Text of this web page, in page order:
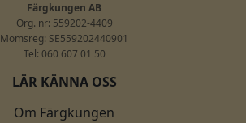
Färgkungen AB
Org. nr: 559202-4409
Momsreg: SE559202440901
Tel: 060 607 01 50
LÄR KÄNNA OSS
Om Färgkungen